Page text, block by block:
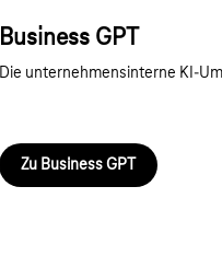
Business GPT
Die unternehmensinterne KI-
Zu Business GPT